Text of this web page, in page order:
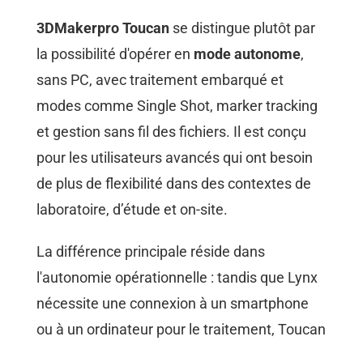
3DMakerpro Toucan se distingue plutôt par
la possibilité d'opérer en mode autonome,
sans PC, avec traitement embarqué et
modes comme Single Shot, marker tracking
et gestion sans fil des fichiers. Il est conçu
pour les utilisateurs avancés qui ont besoin
de plus de flexibilité dans des contextes de
laboratoire, d’étude et on-site.
La différence principale réside dans
l'autonomie opérationnelle : tandis que Lynx
nécessite une connexion à un smartphone
ou à un ordinateur pour le traitement, Toucan